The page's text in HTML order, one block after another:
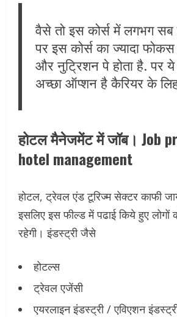
वैसे तो इस कोर्स में लगभग
पर इस कोर्स का ज्यादा
और नुट्रिशन पे होता है. पर ये
अच्छा ऑप्शन है कैरियर के
होटल मैनेजमेंट में जॉब। Job
hotel management
होटल, ट्रेवल एंड टूरिज्म सेक्टर काफी
इसलिए इस फील्ड में पढाई किये हुए
रहेगी। इंडस्ट्री जैसे
होटल्स
ट्रेवल एजेंसी
एयरलाइन इंडस्ट्री / एविएशन